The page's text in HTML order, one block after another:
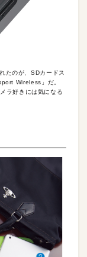
たのが、SDカードス
Wireless」だ。
ラ好きには気になる